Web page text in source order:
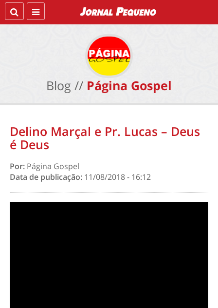
Blog // Página Gospel
Delino Marçal e Pr. Lucas – Deus
é Deus
Por: Página Gospel
Data de publicação: 11/08/2018 - 16:12